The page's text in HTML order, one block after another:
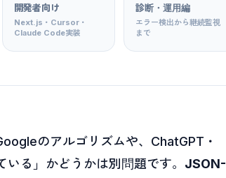
開発者向け
Next.js・Cursor・
Claude Code実装
診断・運用編
エラー検出から継続監視
まで
のアルゴリズムや、ChatGPT・
る」かどうかは別問題です。 JSON-